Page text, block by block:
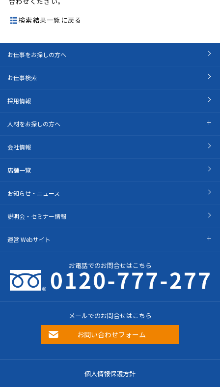
検索結果一覧に戻る
お仕事をお探しの方へ
お仕事検索
採用情報
人材をお探しの方へ
会社情報
店舗一覧
お知らせ・ニュース
説明会・セミナー情報
運営 Webサイト
お電話でのお問合せはこちら
メールでのお問合せはこちら
お問い合わせフォーム
個人情報保護方針